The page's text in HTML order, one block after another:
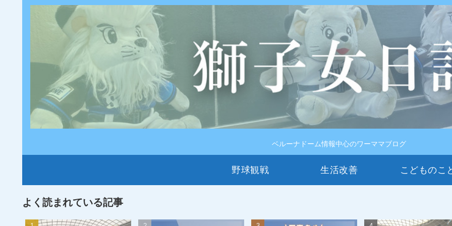
ベルーナドーム情報中心のワーママブログ
野球観戦 生活改善 こどものこ
よく読まれている記事